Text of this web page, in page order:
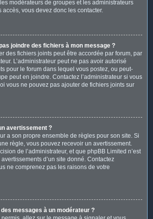
modérateurs de groupes et les administrateurs
accès, vous devez donc les contacter.
joindre des fichiers à mon message ?
des fichiers joints peut être accordée par forum, par
L’administrateur peut ne pas avoir autorisé
pour le forum dans lequel vous postez, ou peut-
peut en joindre. Contactez l’administrateur si vous
vous ne pouvez pas ajouter de fichiers joints sur
avertissement ?
a son propre ensemble de règles pour son site. Si
règle, vous pouvez recevoir un avertissement.
de l’administrateur, et que phpBB Limited n’est
d’un site donné. Contactez
ne comprenez pas les raisons de votre
messages à un modérateur ?